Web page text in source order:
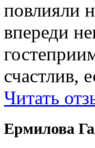
повлияли
впереди
счастлив,
Читать
Ермилова